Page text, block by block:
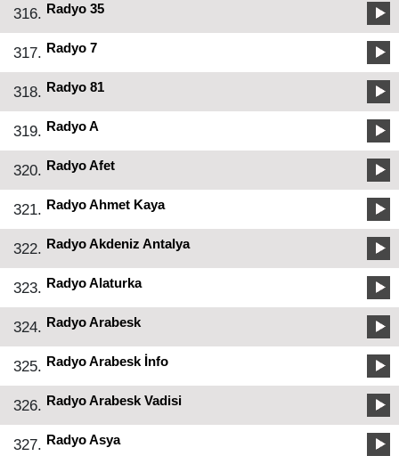
316. Radyo 35
317. Radyo 7
318. Radyo 81
319. Radyo A
320. Radyo Afet
321. Radyo Ahmet Kaya
322. Radyo Akdeniz Antalya
323. Radyo Alaturka
324. Radyo Arabesk
325. Radyo Arabesk İnfo
326. Radyo Arabesk Vadisi
327. Radyo Asya